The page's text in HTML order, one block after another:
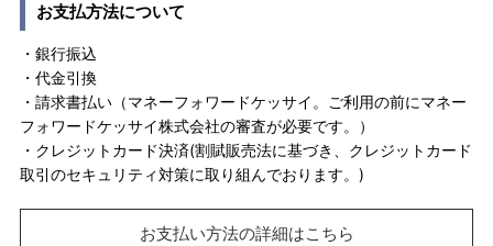
お支払方法について
・銀行振込
・代金引換
・請求書払い（マネーフォワードケッサイ。ご利用の前にマネー
フォワードケッサイ株式会社の審査が必要です。）
・クレジットカード決済(割賦販売法に基づき、クレジットカード
取引のセキュリティ対策に取り組んでおります。)
お支払い方法の詳細はこちら